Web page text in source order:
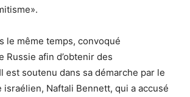
le même temps, convoqué
Russie afin d’obtenir des
est soutenu dans sa démarche par le
Naftali Bennett, qui a accusé